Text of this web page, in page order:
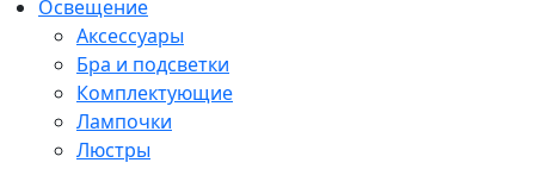
Освещение
Аксессуары
Бра и подсветки
Комплектующие
Лампочки
Люстры